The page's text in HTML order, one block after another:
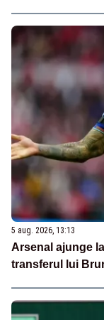
5 aug. 2026, 13:13
Arsenal ajunge
transferul lui